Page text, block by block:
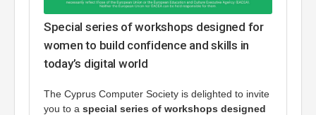
Special series of workshops designed for
women to build confidence and skills in
today’s digital world
The Cyprus Computer Society is delighted to invite
you to a special series of workshops designed